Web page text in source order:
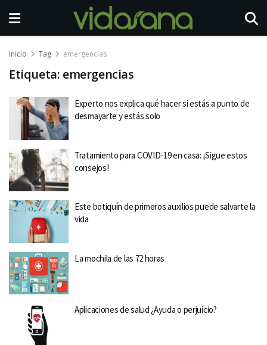
Inicio Tag emergencias
Etiqueta: emergencias
Experto nos explica qué hacer si estás a punto de
desmayarte y estás solo
Tratamiento para COVID-19 en casa: ¡Sigue estos
consejos!
Este botiquín de primeros auxilios puede salvarte la
vida
La mochila de las 72 horas
Aplicaciones de salud ¿Ayuda o perjuicio?